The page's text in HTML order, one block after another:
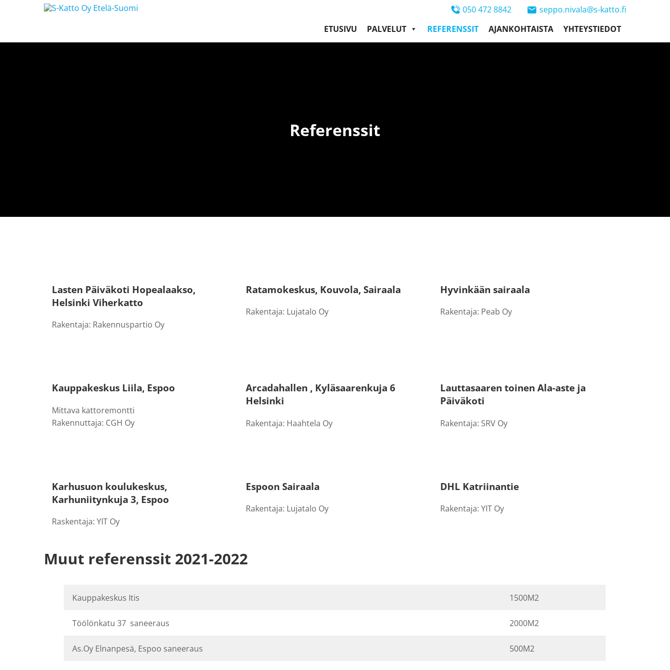
050 472 8842
seppo.nivala@s-katto.fi
ETUSIVU
PALVELUT REFERENSSIT AJANKOHTAISTA YHTEYSTIEDOT
Referenssit
Lasten Päiväkoti Hopealaakso,
Helsinki Viherkatto
Rakentaja: Rakennuspartio Oy
Ratamokeskus, Kouvola, Sairaala
Rakentaja: Lujatalo Oy
Hyvinkään sairaala
Rakentaja: Peab Oy
Kauppakeskus Liila, Espoo
Mittava kattoremontti
Rakennuttaja: CGH Oy
Arcadahallen , Kyläsaarenkuja 6
Helsinki
Rakentaja: Haahtela Oy
Lauttasaaren toinen Ala-aste ja
Päiväkoti
Rakentaja: SRV Oy
Karhusuon koulukeskus,
Karhuniitynkuja 3, Espoo
Raskentaja: YIT Oy
Espoon Sairaala
Rakentaja: Lujatalo Oy
DHL Katriinantie
Rakentaja: YIT Oy
Muut referenssit 2021-2022
Kauppakeskus Itis 1500M2
Töölönkatu 37 saneeraus 2000M2
As.Oy Elnanpesä, Espoo saneeraus 500M2